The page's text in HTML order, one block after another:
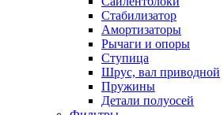
Стабилизатор
Амортизаторы
Рычаги и опоры
Ступица
Шрус, вал приводной
Пружины
Детали полуосей